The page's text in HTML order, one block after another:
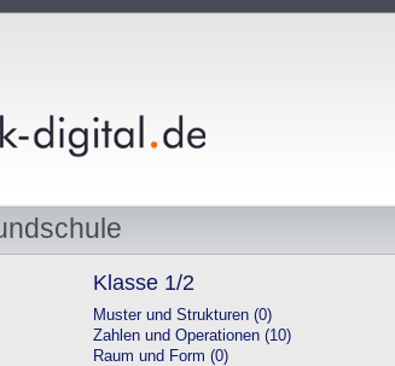
Klasse 1/2
Muster und Strukturen (0)
Zahlen und Operationen (10)
Raum und Form (0)